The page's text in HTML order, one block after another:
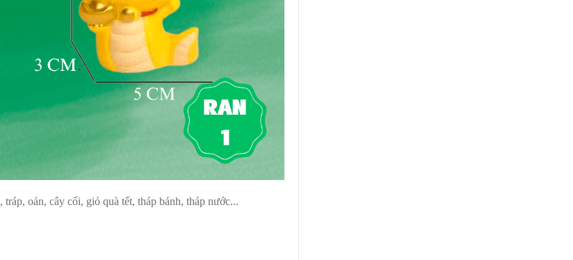
, tráp, oản, cây cối, giỏ quà tết, tháp bánh, tháp nước...